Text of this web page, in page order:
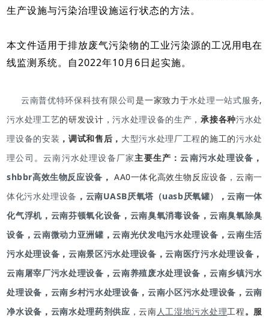
生产设施与污染治理设施运行状态的方法。
本文件适用于排放废气污染物的工业污染源的工况用电在
线监测系统。自2022年10月6日起实施。
云南普优特环保科技有限公司是一家致力于水处理一站式服务,
污水处理工艺的研发设计，污水处理设备的生产 ，承接各种污水处
理设备的安装 ，调试和售后， 大型污水处理厂工程的施工的污水处
理公司 。云南污水处理设备厂家主要生产：云南污水处理设备 ，
shbbr高效生物反应设备 ， AA0一体化高效生物反应设备，云南一
体化污水处理设备 ， 云南UASB厌氧塔（uasb厌氧罐） ，云南一体
化气浮机， 云南芬顿氧化设备 ， 云南臭氧消毒设备 ， 云南臭氧除臭
设备 ，云南微动力亚洲罐 ，云南光伏发电污水处理设备 ，云南生活
污水处理设备 ， 云南景区污水处理设备 ，云南医疗污水处理设备 ，
云南屠宰厂污水处理设备 ，云南养殖废水处理设备 ， 云南乡镇污水
处理设备 ， 云南乡村污水处理设备 ，云南小区污水处理设备 ， 云南
净水设备 ， 云南水处理药剂供应 ，云南 人工湿地污水处理工程。服